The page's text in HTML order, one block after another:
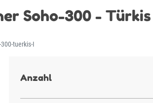
Soho-300 - Türkis
300-tuerkis-I
Anzahl